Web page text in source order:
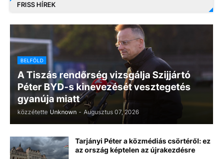
FRISS HÍREK
BELFÖLD
A Tiszás rendőrség vizsgálja Szijjártó
Péter BYD-s kinevezését vesztegetés
gyanúja miatt
közzétette Unknown - Augusztus 07, 2026
Tarjányi Péter a közmédiás csörtéről: ez
az ország képtelen az újrakezdésre